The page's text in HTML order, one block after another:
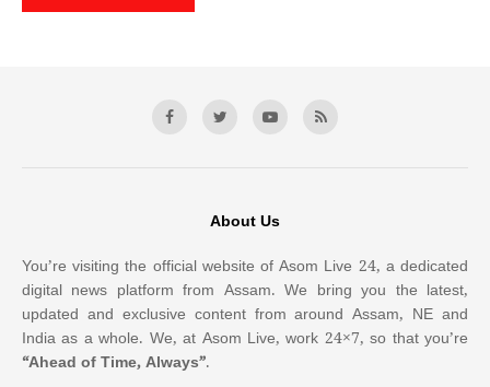
About Us
You’re visiting the official website of Asom Live 24, a dedicated
digital news platform from Assam. We bring you the latest,
updated and exclusive content from around Assam, NE and
India as a whole. We, at Asom Live, work 24×7, so that you’re
“Ahead of Time, Always”.